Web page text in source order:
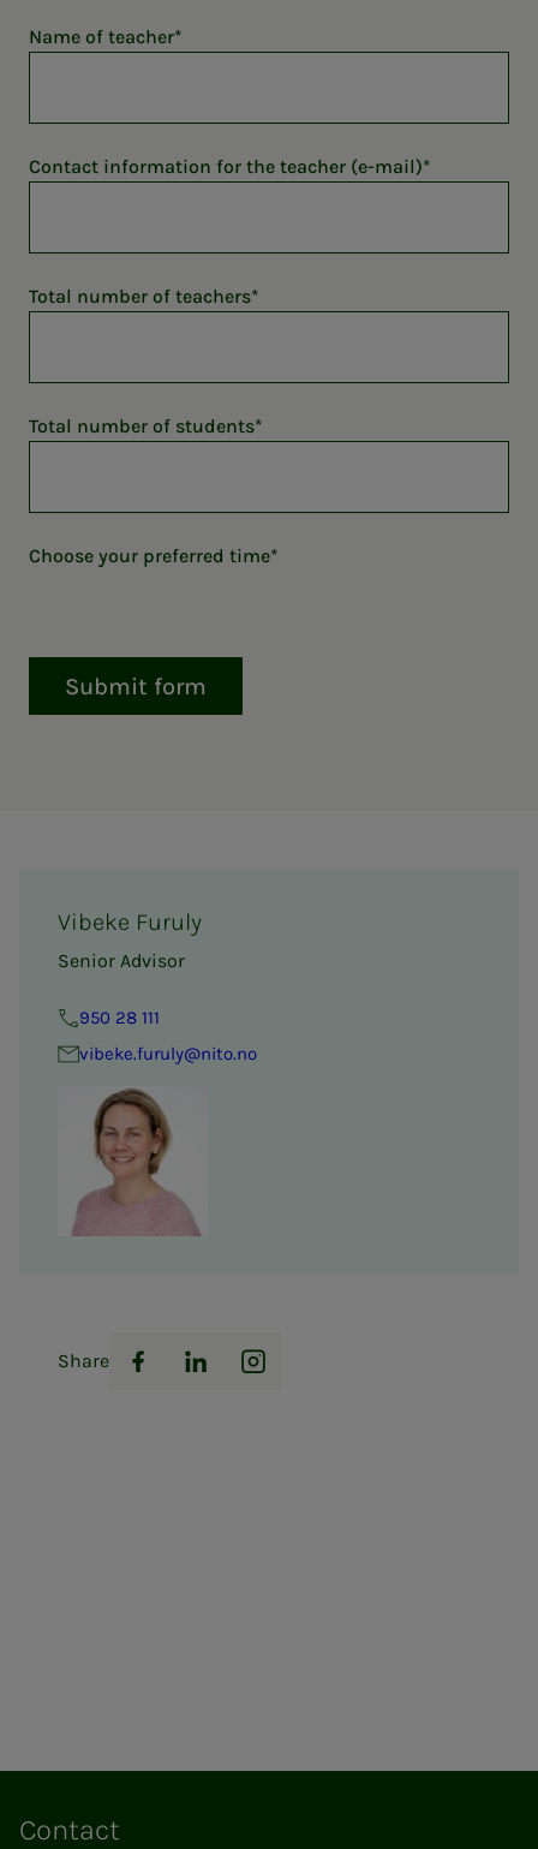
Name of teacher
Contact information for the teacher (e-mail)
Total number of teachers
Total number of students
Choose your preferred time
Submit form
Vibeke Furuly
Senior Advisor
950 28 111
vibeke.furuly@nito.no
Share
Facebook
LinkedInInstagram
Contact